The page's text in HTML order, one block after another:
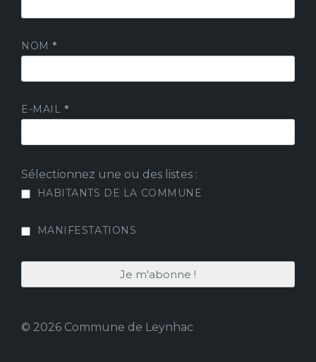
NOM *
E-MAIL *
Sélectionnez une ou des listes :
HABITANTS DE LA COMMUNE
MANIFESTATIONS
© 2026 Commune de Leynhac